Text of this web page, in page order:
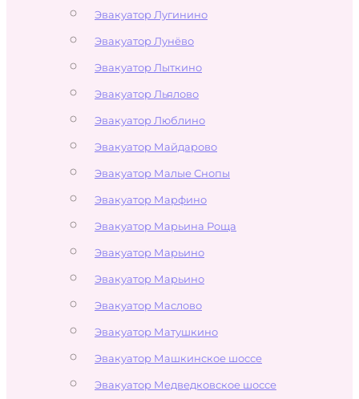
Эвакуатор Лугинино
Эвакуатор Лунёво
Эвакуатор Лыткино
Эвакуатор Льялово
Эвакуатор Люблино
Эвакуатор Майдарово
Эвакуатор Малые Снопы
Эвакуатор Марфино
Эвакуатор Марьина Роща
Эвакуатор Марьино
Эвакуатор Марьино
Эвакуатор Маслово
Эвакуатор Матушкино
Эвакуатор Машкинское шоссе
Эвакуатор Медведковское шоссе